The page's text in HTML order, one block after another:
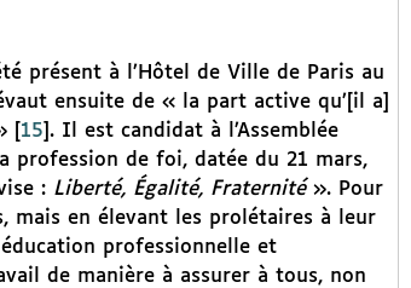
présent à l’Hôtel de Ville de Paris au
ensuite de « la part active qu’[il a]
[ 15 . Il est candidat à l’Assemblée
profession de foi, datée du 21 mars,
: Liberté, Égalité, Fraternité». Pour
mais en élevant les prolétaires à leur
professionnelle et
de manière à assurer à tous, non